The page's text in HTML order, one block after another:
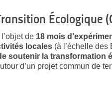
Écologique
de 18 mois
locales (à l’échelle
soutenir la
d’un projet commun de